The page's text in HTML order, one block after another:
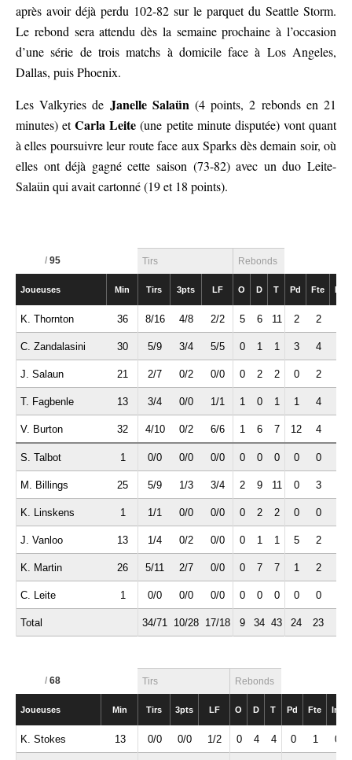
après avoir déjà perdu 102-82 sur le parquet du Seattle Storm.
Le rebond sera attendu dès la semaine prochaine à l’occasion
d’une série de trois matchs à domicile face à Los Angeles,
Dallas, puis Phoenix.
Les Valkyries de Janelle Salaün(4 points, 2 rebonds en 21
minutes) etCarla Leite (une petite minute disputée) vont quant
à elles poursuivre leur route face aux Sparks dès demain soir, où
elles ont déjà gagné cette saison (73-82) avec un duo Leite-
Salaün qui avait cartonné (19 et 18 points).
/ 95 Tirs Rebonds
Joueuses Min Tirs 3pts LF O D T Pd Fte
K. Thornton 36 8/16 4/8 2/2 5 6 11 2 2
C. Zandalasini 30 5/9 3/4 5/5 0 1 1 3 4
J. Salaun 21 2/7 0/2 0/0 0 2 2 0 2
T. Fagbenle 13 3/4 0/0 1/1 1 0 1 1 4
V. Burton 32 4/10 0/2 6/6 1 6 7 12 4
S. Talbot 1 0/0 0/0 0/0 0 0 0 0 0
M. Billings 25 5/9 1/3 3/4 2 9 11 0 3
K. Linskens 1 1/1 0/0 0/0 0 2 2 0 0
J. Vanloo 13 1/4 0/2 0/0 0 1 1 5 2
K. Martin 26 5/11 2/7 0/0 0 7 7 1 2
C. Leite 1 0/0 0/0 0/0 0 0 0 0 0
Total 34/71 10/28 17/18 9 34 43 24 23
/ 68 Tirs Rebonds
Joueuses Min Tirs 3pts LF O D T Pd Fte Int
K. Stokes 13 0/0 0/0 1/2 0 4 4 0 1 0